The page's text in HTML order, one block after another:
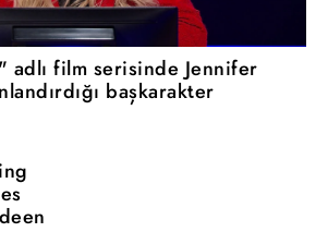
adlı film serisinde Jennifer
başkarakter